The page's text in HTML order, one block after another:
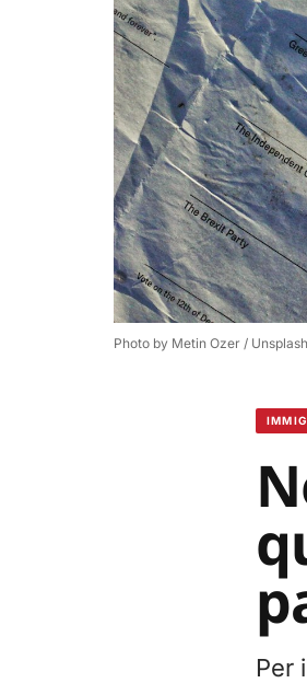
Photo by Metin Ozer / Unsplash
Per